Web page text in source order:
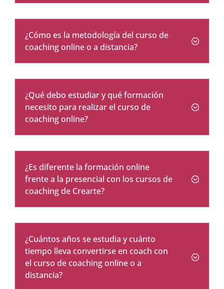
¿Cómo es la metodología del curso de
coaching online o a distancia?
¿Qué debo estudiar y qué formación
necesito para realizar el curso de
coaching online?
¿Es diferente la formación online
frente a la presencial con los cursos de
coaching de Crearte?
¿Cuántos años se estudia y cuánto
tiempo lleva convertirse en coach con
el curso de coaching online o a
distancia?